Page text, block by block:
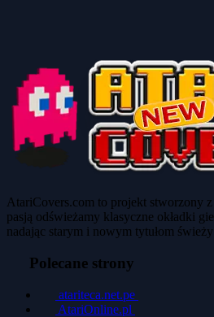
AtariCovers.com to projekt stworzony
pasją odświeżamy klasyczne okładki
nadając starym i nowym tytułom
Polecane strony
atariteca.net.pe
AtariOnline.pl